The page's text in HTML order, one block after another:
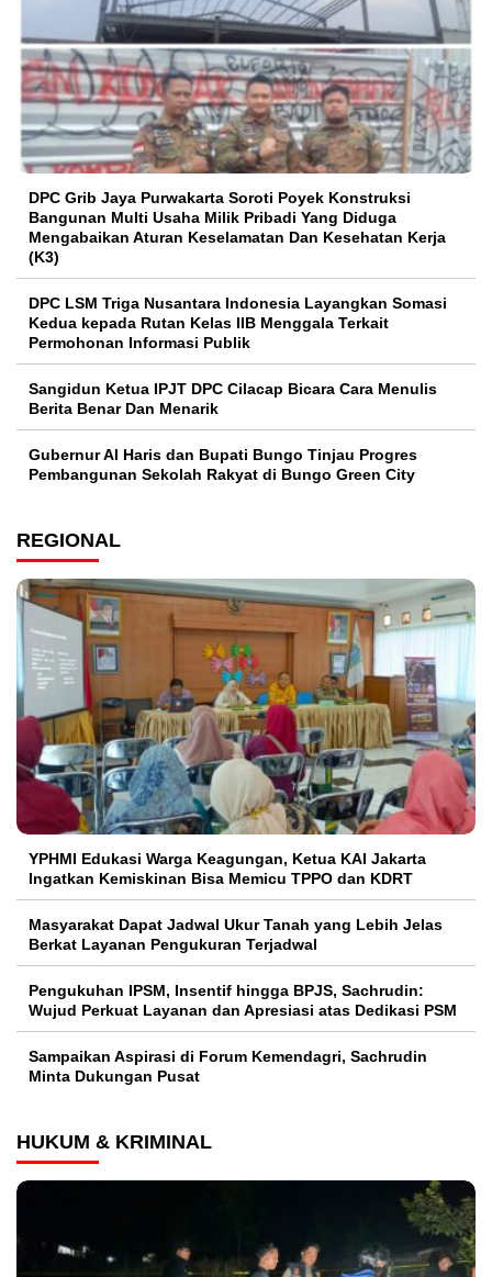
DPC Grib Jaya Purwakarta Soroti Poyek Konstruksi
Bangunan Multi Usaha Milik Pribadi Yang Diduga
Mengabaikan Aturan Keselamatan Dan Kesehatan Kerja
(K3)
DPC LSM Triga Nusantara Indonesia Layangkan Somasi
Kedua kepada Rutan Kelas IIB Menggala Terkait
Permohonan Informasi Publik
Sangidun Ketua IPJT DPC Cilacap Bicara Cara Menulis
Berita Benar Dan Menarik
​Gubernur Al Haris dan Bupati Bungo Tinjau Progres
Pembangunan Sekolah Rakyat di Bungo Green City
REGIONAL
YPHMI Edukasi Warga Keagungan, Ketua KAI Jakarta
Ingatkan Kemiskinan Bisa Memicu TPPO dan KDRT
Masyarakat Dapat Jadwal Ukur Tanah yang Lebih Jelas
Berkat Layanan Pengukuran Terjadwal
Pengukuhan IPSM, Insentif hingga BPJS, Sachrudin:
Wujud Perkuat Layanan dan Apresiasi atas Dedikasi PSM
Sampaikan Aspirasi di Forum Kemendagri, Sachrudin
Minta Dukungan Pusat
HUKUM & KRIMINAL